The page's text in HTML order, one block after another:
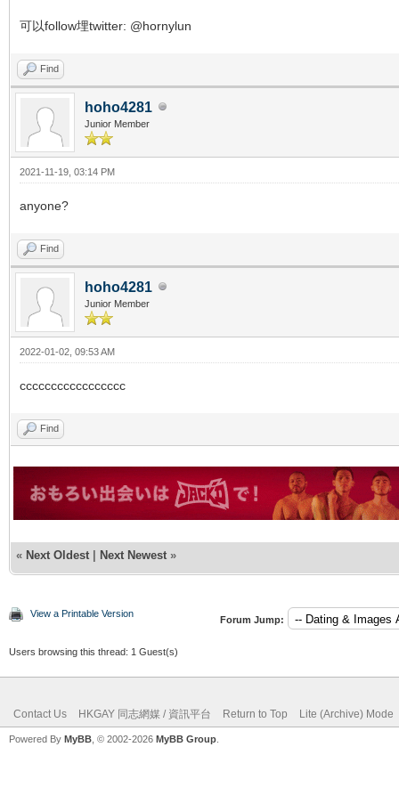
可以follow埋twitter: @hornylun
Find
hoho4281
Junior Member
2021-11-19, 03:14 PM
anyone?
Find
hoho4281
Junior Member
2022-01-02, 09:53 AM
ccccccccccccccccc
Find
« Next Oldest | Next Newest »
View a Printable Version
Forum Jump:
Users browsing this thread: 1 Guest(s)
Contact Us HKGAY 同志網媒 / 資訊平台 Return to Top Lite (Archive) Mode
Powered By MyBB , © 2002-2026 MyBB Group